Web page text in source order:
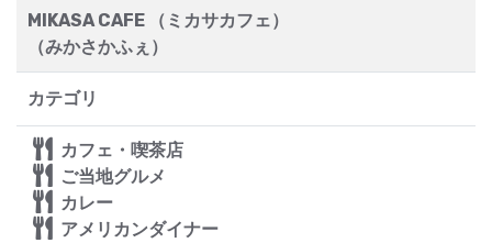
MIKASA CAFE （ミカサカフェ）
（みかさかふぇ）
カテゴリ
カフェ・喫茶店
ご当地グルメ
カレー
アメリカンダイナー